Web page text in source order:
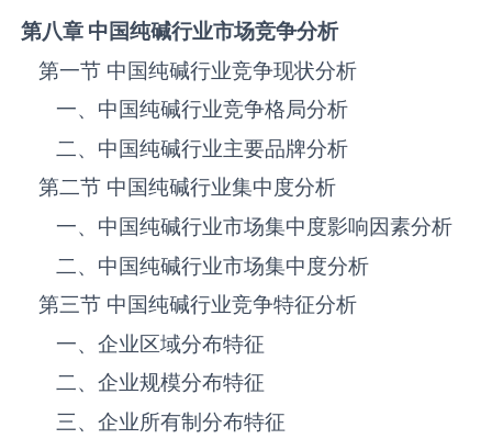
第八章 中国纯碱行业市场竞争分析
第一节 中国纯碱‌‌‌行业竞争现状分析
一、中国纯碱‌‌‌行业竞争格局分析
二、中国纯碱‌‌‌行业主要品牌分析
第二节 中国纯碱‌‌‌行业集中度分析
一、中国纯碱‌‌‌行业市场集中度影响因素分析
二、中国纯碱‌‌‌行业市场集中度分析
第三节 中国纯碱‌‌‌行业竞争特征分析
一、企业区域分布特征
二、企业规模分布特征
三、企业所有制分布特征